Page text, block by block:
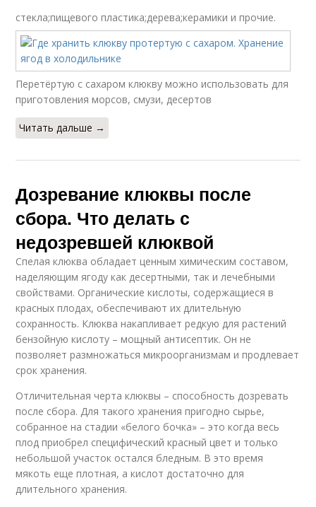
стекла;пищевого пластика;дерева;керамики и прочие.
Перетёртую с сахаром клюкву можно использовать для
приготовления морсов, смузи, десертов
Читать дальше →
Дозревание клюквы после
сбора. Что делать с
недозревшей клюквой
Спелая клюква обладает ценным химическим составом,
наделяющим ягоду как десертными, так и лечебными
свойствами. Органические кислоты, содержащиеся в
красных плодах, обеспечивают их длительную
сохранность. Клюква накапливает редкую для растений
бензойную кислоту – мощный антисептик. Он не
позволяет размножаться микроорганизмам и продлевает
срок хранения.
Отличительная черта клюквы – способность дозревать
после сбора. Для такого хранения пригодно сырье,
собранное на стадии «белого бочка» – это когда весь
плод приобрел специфический красный цвет и только
небольшой участок остался бледным. В это время
мякоть еще плотная, а кислот достаточно для
длительного хранения.